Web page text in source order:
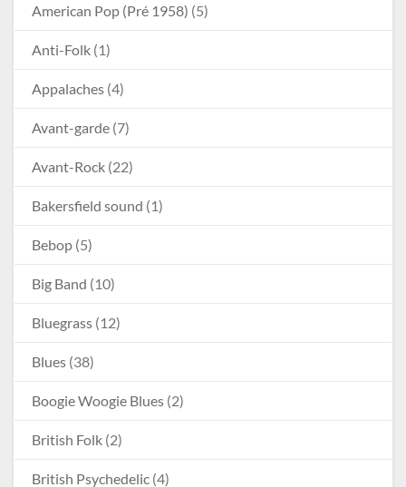
American Pop (Pré 1958) (5)
Anti-Folk (1)
Appalaches (4)
Avant-garde (7)
Avant-Rock (22)
Bakersfield sound (1)
Bebop (5)
Big Band (10)
Bluegrass (12)
Blues (38)
Boogie Woogie Blues (2)
British Folk (2)
British Psychedelic (4)